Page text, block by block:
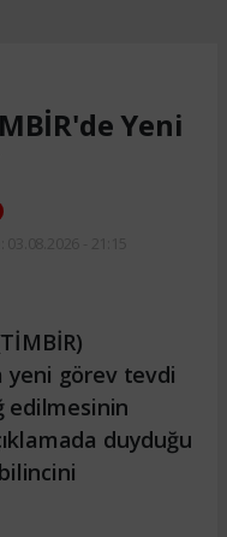
Yeni
yeni görev tevdi
edilmesinin
duyduğu